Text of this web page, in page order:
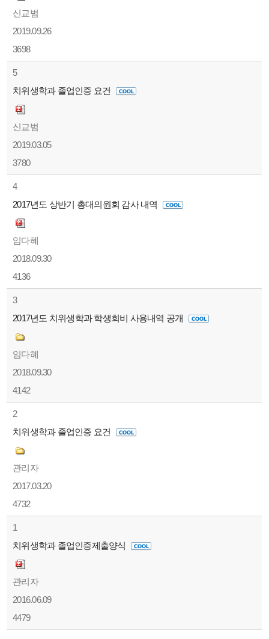
신교범
2019.09.26
3698
5
치위생학과 졸업인증 요건
신교범
2019.03.05
3780
4
2017년도 상반기 총대의원회 감사 내역
임다혜
2018.09.30
4136
3
2017년도 치위생학과 학생회비 사용내역 공개
임다혜
2018.09.30
4142
2
치위생학과 졸업인증 요건
관리자
2017.03.20
4732
1
치위생학과 졸업인증제출양식
관리자
2016.06.09
4479